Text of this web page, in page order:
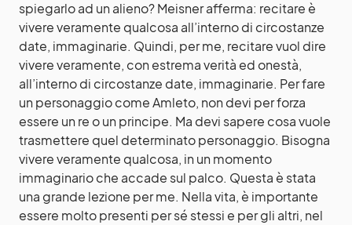
spiegarlo ad un alieno? Meisner afferma: recitare è
vivere veramente qualcosa all’interno di circostanze
date, immaginarie. Quindi, per me, recitare vuol dire
vivere veramente, con estrema verità ed onestà,
all’interno di circostanze date, immaginarie. Per fare
un personaggio come Amleto, non devi per forza
essere un re o un principe. Ma devi sapere cosa vuole
trasmettere quel determinato personaggio. Bisogna
vivere veramente qualcosa, in un momento
immaginario che accade sul palco. Questa è stata
una grande lezione per me. Nella vita, è importante
essere molto presenti per sé stessi e per gli altri, nel